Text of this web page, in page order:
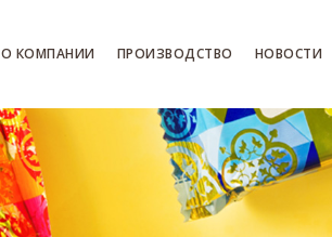
О КОМПАНИИ ПРОИЗВОДСТВО НОВОСТИ